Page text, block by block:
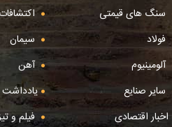
سنگ های قیمتی
فولاد
سیمان
آلومینیوم
آهن
سایر صنایع
یادداشت
اخبار اقتصادی
فیلم و